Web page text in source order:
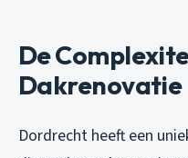
De
Dakrenovatie
Dordrecht heeft een